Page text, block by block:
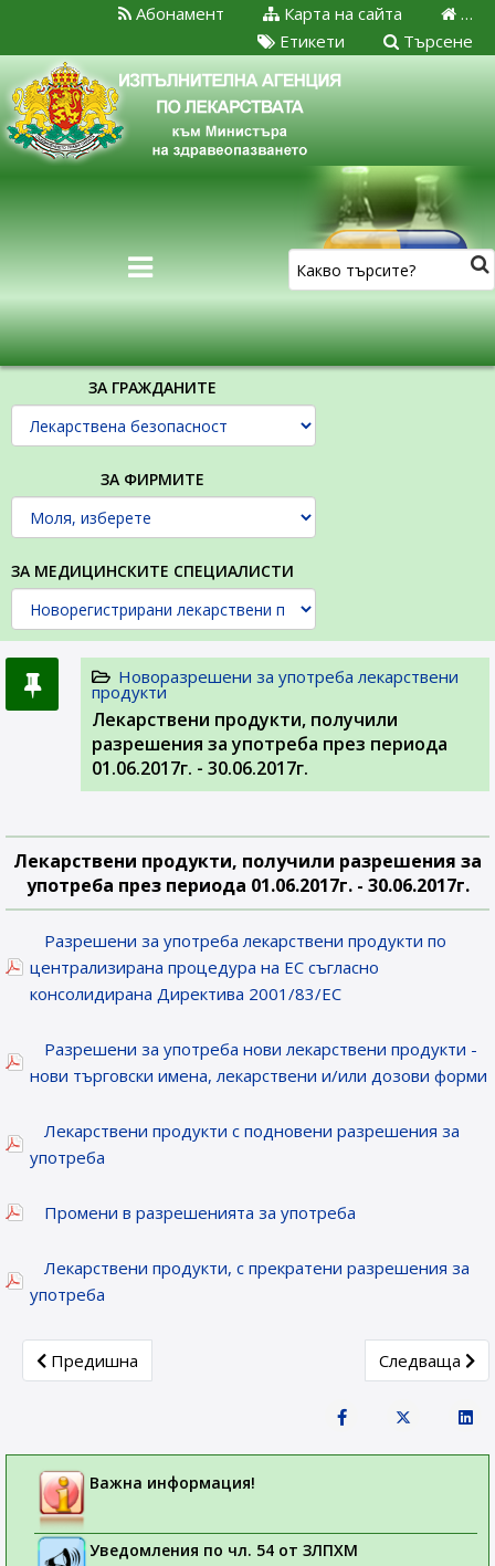
…
Карта на сайта
Абонамент
Търсене
Етикети
ЗА ГРАЖДАНИТЕ
ЗА ФИРМИТЕ
ЗА МЕДИЦИНСКИТЕ СПЕЦИАЛИСТИ
Новоразрешени за употреба лекарствени
продукти
Лекарствени продукти, получили
разрешения за употреба през периода
01.06.2017г. - 30.06.2017г.
Лекарствени продукти, получили разрешения за
употреба през периода 01.06.2017г. - 30.06.2017г.
Разрешени за употреба лекарствени продукти по
централизирана процедура на ЕС съгласно
консолидирана Директива 2001/83/ЕС
Разрешени за употреба нови лекарствени продукти -
нови търговски имена, лекарствени и/или дозови форми
Лекарствени продукти с подновени разрешения за
употреба
Промени в разрешенията за употреба
Лекарствени продукти, с прекратени разрешения за
употреба
Previous article: Лекарствени продукти, получили
Предишна Next article:
Следваща
Важна информация!
Уведомления по чл. 54 от ЗЛПХМ